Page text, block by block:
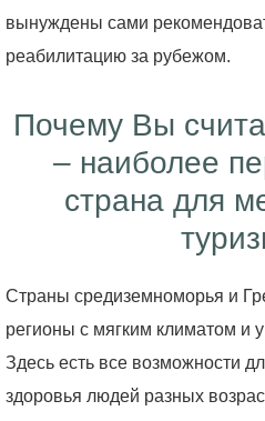
вынуждены сами
реабилитацию за рубежом.
Почему Вы
– наиболее
страна для
Страны средиземноморья и
регионы с мягким климатом и
Здесь есть все возможности
здоровья людей разных